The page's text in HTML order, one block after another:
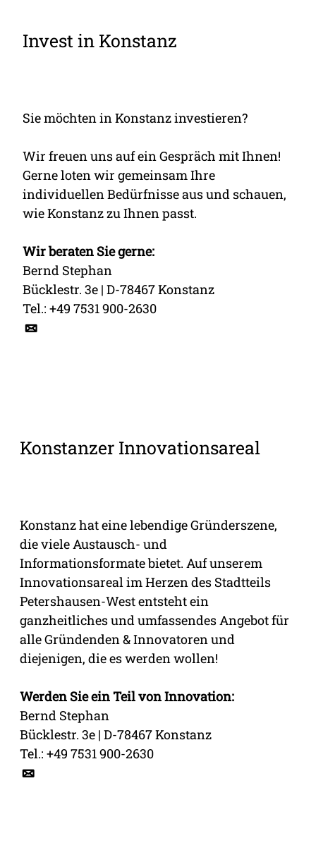
Invest in Konstanz
Sie möchten in Konstanz investieren?
Wir freuen uns auf ein Gespräch mit Ihnen!
Gerne loten wir gemeinsam Ihre
individuellen Bedürfnisse aus und schauen,
wie Konstanz zu Ihnen passt.
Wir beraten Sie gerne:
Bernd Stephan
Bücklestr. 3e | D-78467 Konstanz
Tel.: +49 7531 900-2630
Konstanzer Innovationsareal
Konstanz hat eine lebendige Gründerszene,
die viele Austausch- und
Informationsformate bietet. Auf unserem
Innovationsareal im Herzen des Stadtteils
Petershausen-West entsteht ein
ganzheitliches und umfassendes Angebot für
alle Gründenden & Innovatoren und
diejenigen, die es werden wollen!
Werden Sie ein Teil von Innovation:
Bernd Stephan
Bücklestr. 3e | D-78467 Konstanz
Tel.: +49 7531 900-2630